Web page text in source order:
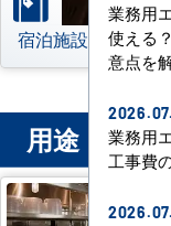
宿泊施設
用途 か
業務用
使える
意点を
業務用
工事費